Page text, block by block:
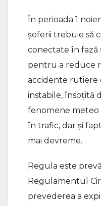
În perioada 1
șoferii trebuie să
conectate în fază
pentru a reduce
accidente rutiere
instabile, însoțită
fenomene meteo
în trafic, dar și
mai devreme.
Regula este
Regulamentul
prevederea a